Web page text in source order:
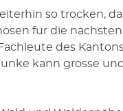
so trocken,
für die
des
kann grosse und